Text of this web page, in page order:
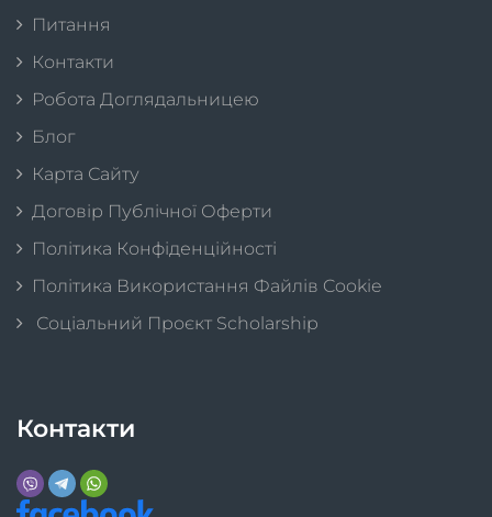
Питання
Контакти
Робота Доглядальницею
Блог
Карта Сайту
Договір Публічної Оферти
Політика Конфіденційності
Політика Використання Файлів Cookie
Соціальний Проєкт Scholarship
Контакти